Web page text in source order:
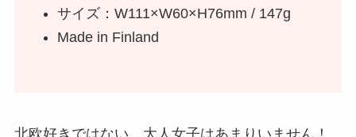
サイズ：W111×W60×H76mm / 147g
Made in Finland